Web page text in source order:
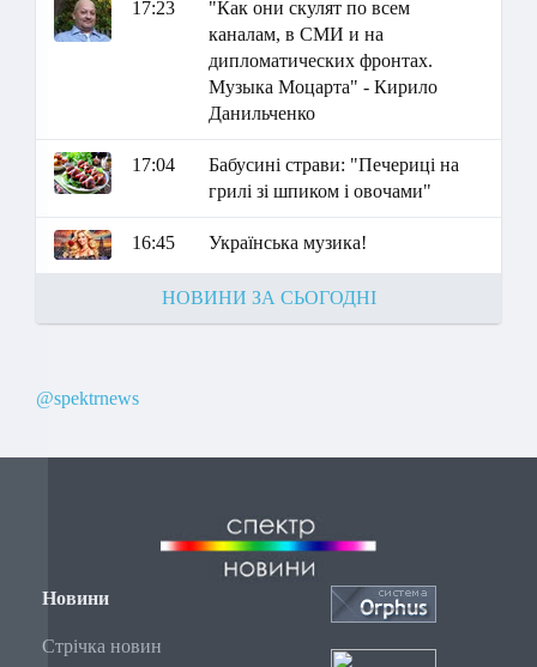
17:23
"Как они скулят по всем
каналам, в СМИ и на
дипломатических фронтах.
Музыка Моцарта" - Кирило
Данильченко
17:04
Бабусині страви: "Печериці на
грилі зі шпиком і овочами"
16:45 Українська музика!
НОВИНИ ЗА СЬОГОДНІ
@spektrnews
Новини
Стрічка новин